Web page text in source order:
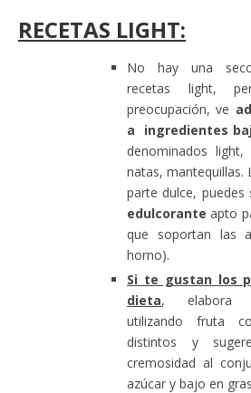
RECETAS LIGHT:
No hay una
recetas light,
preocupación, ve
a ingredientes
denominados
natas,
parte dulce, puedes
edulcorante apto
que soportan las
horno).
Si te gustan los
dieta, elabora
utilizando fruta
distintos y
cremosidad al
azúcar y bajo en